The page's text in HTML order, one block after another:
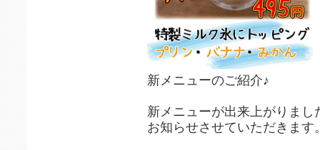
新メニューのご紹介♪
新メニューが出来上がりまし
お知らせさせていただきます